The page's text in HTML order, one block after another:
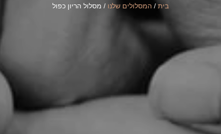
בית / המסלולים שלנו / מסלול הריון כפול